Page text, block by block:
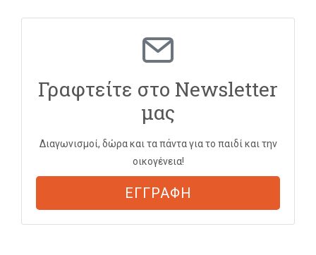
Γραφτείτε στο Newsletter
μας
Διαγωνισμοί, δώρα και τα πάντα για το παιδί και την
οικογένεια!
ΕΓΓΡΑΦΗ